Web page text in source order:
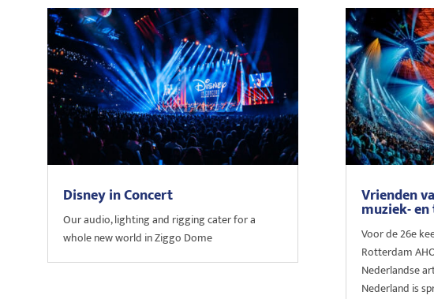
Disney in Concert
Our audio, lighting and rigging cater for a
whole new world in Ziggo Dome
Vrienden
muziek-
Voor de 26e
Rotterdam
Nederlandse
Nederland is